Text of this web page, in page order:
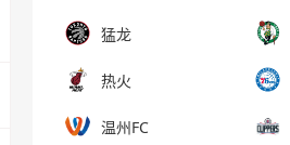
猛龙
热火
温州FC